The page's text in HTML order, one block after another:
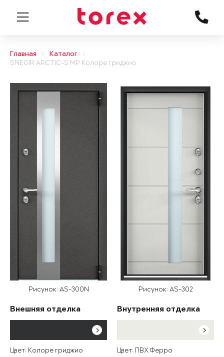
Главная
Каталог
SNEGIR ARCTIC-S MP Колоре гриджио
Рисунок: AS-300N
Внешняя отделка
Цвет: Колоре гриджио
Рисунок: AS-302
Внутренняя отделка
Цвет: ПВХ Ферро